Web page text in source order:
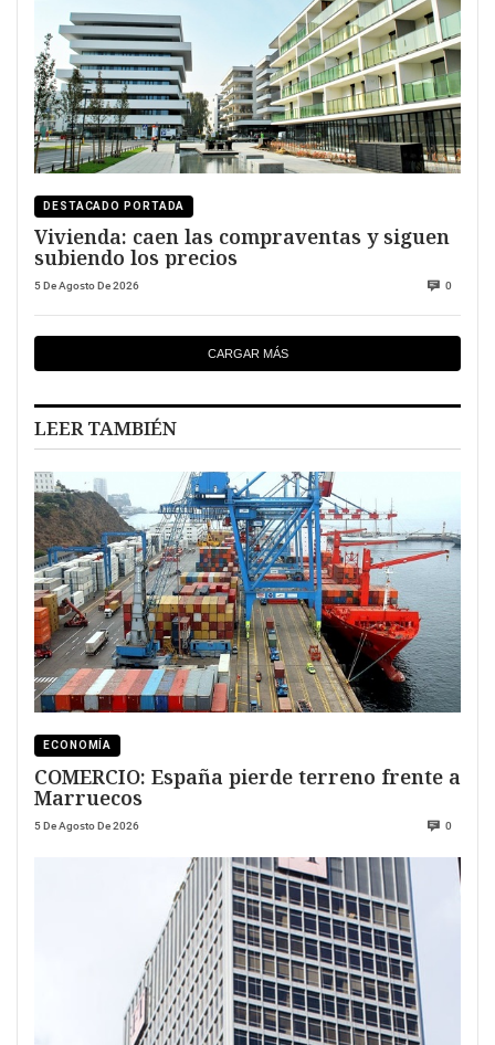
DESTACADO PORTADA
Vivienda: caen las compraventas y siguen
subiendo los precios
5 De Agosto De 2026 0
CARGAR MÁS
LEER TAMBIÉN
ECONOMÍA
COMERCIO: España pierde terreno frente a
Marruecos
5 De Agosto De 2026 0